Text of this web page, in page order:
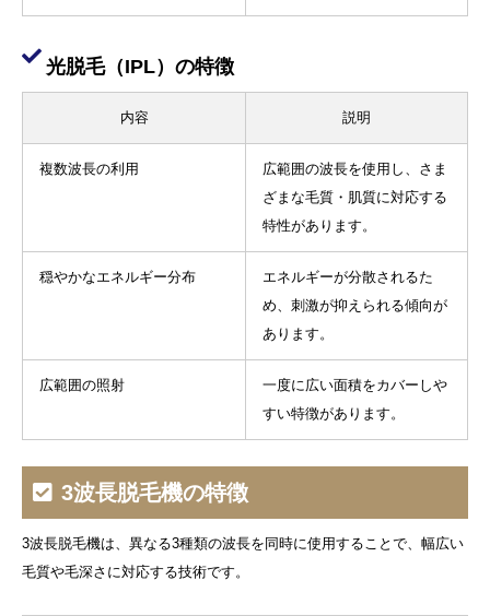
光脱毛（IPL）の特徴
内容 説明
複数波長の利用
広範囲の波長を使用し、さま
ざまな毛質・肌質に対応する
特性があります。
穏やかなエネルギー分布
エネルギーが分散されるた
め、刺激が抑えられる傾向が
あります。
広範囲の照射
一度に広い面積をカバーしや
すい特徴があります。
3波長脱毛機の特徴
3波長脱毛機は、異なる3種類の波長を同時に使用することで、幅広い
毛質や毛深さに対応する技術です。